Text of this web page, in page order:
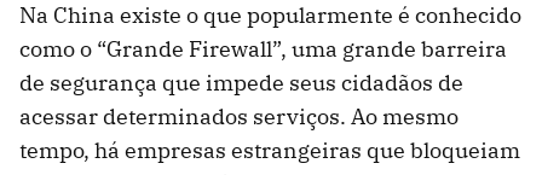
Na China existe o que popularmente é conhecido
como o “Grande Firewall”, uma grande barreira
de segurança que impede seus cidadãos de
acessar determinados serviços. Ao mesmo
tempo, há empresas estrangeiras que bloqueiam